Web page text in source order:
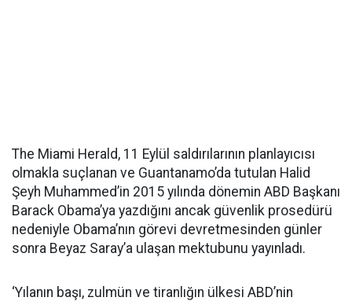
The Miami Herald, 11 Eylül saldırılarının planlayıcısı
olmakla suçlanan ve Guantanamo’da tutulan Halid
Şeyh Muhammed’in 2015 yılında dönemin ABD Başkanı
Barack Obama’ya yazdığını ancak güvenlik prosedürü
nedeniyle Obama’nın görevi devretmesinden günler
sonra Beyaz Saray’a ulaşan mektubunu yayınladı.
‘Yılanın başı, zulmün ve tiranlığın ülkesi ABD’nin